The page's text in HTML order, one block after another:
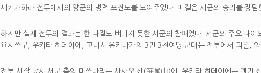
세키가하라 전투에서의 양군의 병력 포진도를 보여주었다. 메켈은 서군의 승리를 장담
하지만 실제 전투의 결과는 한 나절도 버티지 못한 서군의 참패였다. 서군의 주요 다이
요시쓰구, 우키타 히데이에, 고니시 유키나가의 3만 3천여명 군대는 전투에서 괴멸, 와
전투 시작 당시 서군 측의 미쓰나리는 사사오 산(笹尾山)에, 우키타 히데이에는 덴만